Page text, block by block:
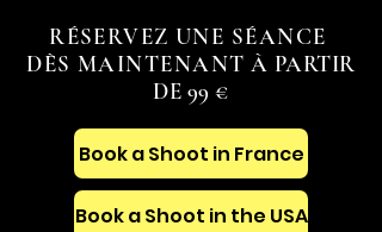
RÉSERVEZ UNE SÉANCE
DÈS MAINTENANT À PARTIR
DE 99 €
Book a Shoot in France
Book a Shoot in the USA